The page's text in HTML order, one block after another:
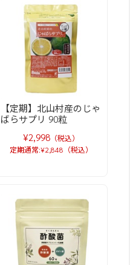
【定期】北山村産のじゃ
ばらサプリ 90粒
¥2,998（税込）
定期通常:¥2,848（税込）